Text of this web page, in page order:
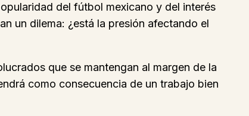
del fútbol mexicano y del interés
un dilema: ¿está la presión afectando el
que se mantengan al margen de la
como consecuencia de un trabajo bien